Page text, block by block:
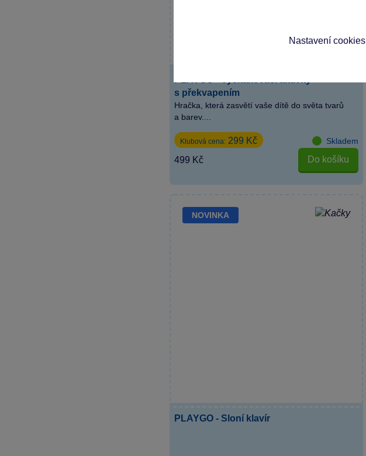
s překvapením
Hračka, která zasvětí vaše dítě do světa tvarů
a barev....
Klubová cena: 299 Kč Skladem
499 Kč Do košíku
NOVINKA
PLAYGO - Sloní klavír
Nastavení cookies